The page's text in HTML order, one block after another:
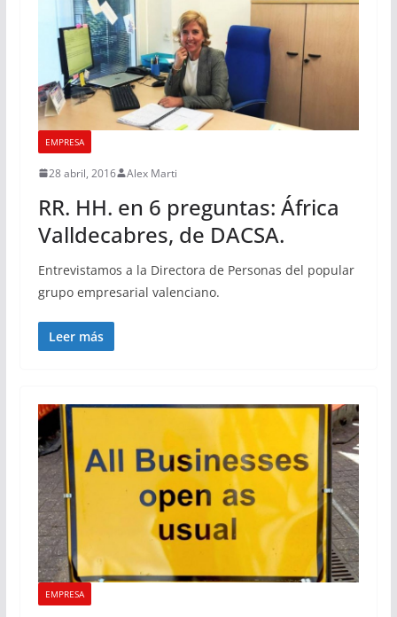
EMPRESA
28 abril, 2016 Alex Marti
RR. HH. en 6 preguntas: África
Valldecabres, de DACSA.
Entrevistamos a la Directora de Personas del popular
grupo empresarial valenciano.
Leer más
EMPRESA